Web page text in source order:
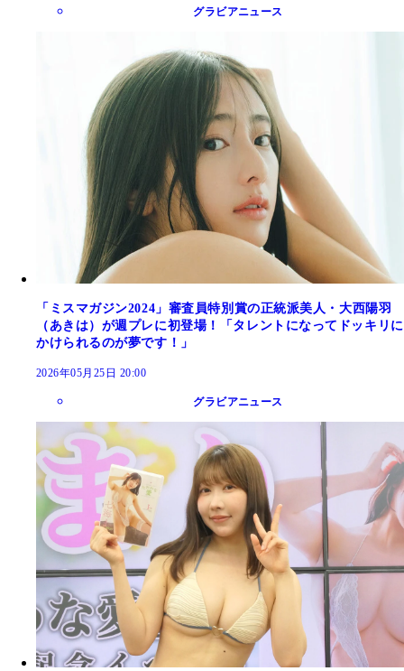
グラビアニュース
「ミスマガジン2024」審査員特別賞の正統派美人・大西陽羽
（あきは）が週プレに初登場！「タレントになってドッキリに
かけられるのが夢です！」
2026年05月25日 20:00
グラビアニュース